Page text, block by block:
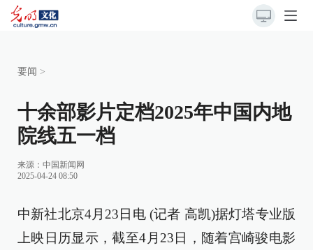
要闻 >
十余部影片定档2025年中国内地
院线五一档
来源： 中国新闻网
2025-04-24 08:50
中新社北京4月23日电 (记者 高凯)据灯塔专业版
上映日历显示，截至4月23日，随着宫崎骏电影